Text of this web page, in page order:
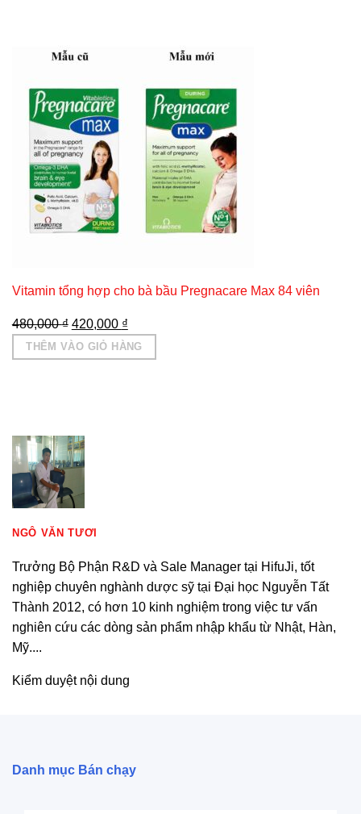
Vitamin tổng hợp cho bà bầu Pregnacare Max 84 viên
480,000₫ Giá
gốc
là:
420,000 ₫Giá
hiện
tại
THÊM VÀO GIỎ HÀNG
NGÔ VĂN TƯƠI
Trưởng Bộ Phận R&D và Sale Manager tại HifuJi, tốt
nghiệp chuyên nghành dược sỹ tại Đại học Nguyễn Tất
Thành 2012, có hơn 10 kinh nghiệm trong việc tư vấn
nghiên cứu các dòng sản phẩm nhập khẩu từ Nhật, Hàn,
Mỹ....
Kiểm duyệt nội dung
Danh mục Bán chạy